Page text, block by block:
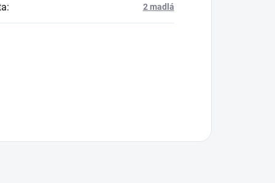
: 2 madlá